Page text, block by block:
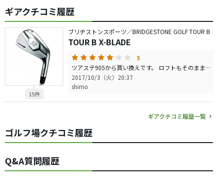
ギアクチコミ履歴
15件
ブリヂストンスポーツ／BRIDGESTONE GOLF TOUR B
TOUR B X-BLADE
5
ツアステ905から買い換えです。 ロフトもそのままでモチベーションアップのために購入。 打感も良く、気に入っています。 たた、芯を外すと顕著に打感悪く、距離も落ちます。 練習して使いこなせれば、どのクラブでも打てそうな感じです。
2017/10/3（火）20:37
shimo
ギアクチコミ履歴一覧
ゴルフ場クチコミ履歴
Q&A質問履歴